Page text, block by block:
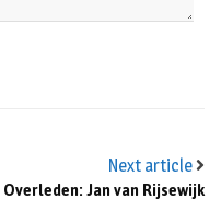
Next article
Overleden: Jan van Rijsewijk